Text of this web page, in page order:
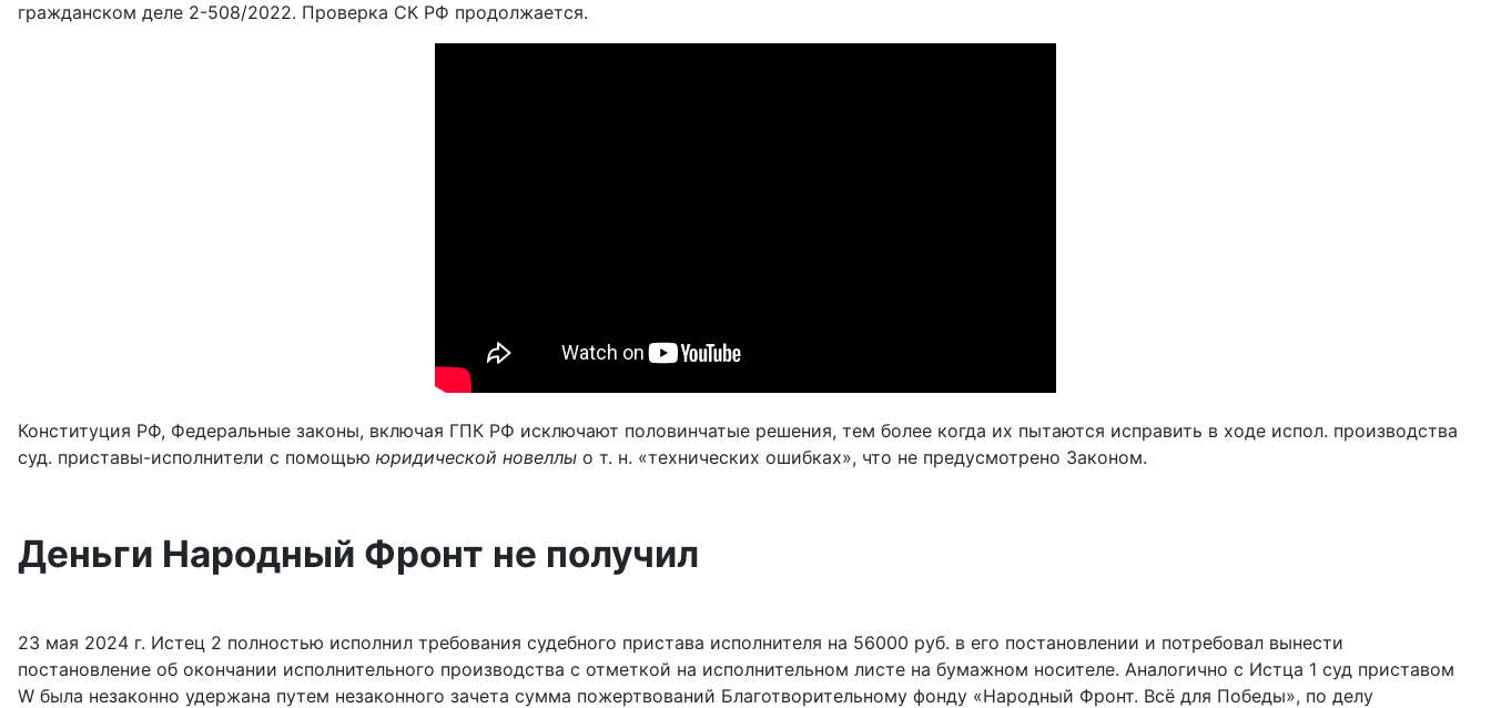
гражданском деле 2-508/2022. Проверка СК РФ продолжается.
Конституция РФ, Федеральные законы, включая ГПК РФ исключают половинчатые решения, тем более когда их пытаются исправить в ходе испол. производства
суд. приставы-исполнители с помощью юридической новеллы о т. н. «технических ошибках», что не предусмотрено Законом.
Деньги Народный Фронт не получил
23 мая 2024 г. Истец 2 полностью исполнил требования судебного пристава исполнителя на 56000 руб. в его постановлении и потребовал вынести
постановление об окончании исполнительного производства с отметкой на исполнительном листе на бумажном носителе. Аналогично с Истца 1 суд приставом
W была незаконно удержана путем незаконного зачета сумма пожертвований Благотворительному фонду «Народный Фронт. Всё для Победы», по делу